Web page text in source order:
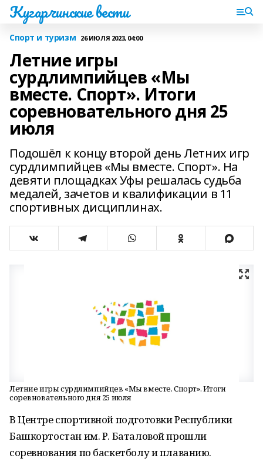
Кугарчинские вести
Спорт и туризм 26 ИЮЛЯ 2023, 04:00
Летние игры
сурдлимпийцев «Мы
вместе. Спорт». Итоги
соревновательного дня 25
июля
Подошёл к концу второй день Летних игр
сурдлимпийцев «Мы вместе. Спорт». На
девяти площадках Уфы решалась судьба
медалей, зачетов и квалификации в 11
спортивных дисциплинах.
Летние игры сурдлимпийцев «Мы вместе. Спорт». Итоги
соревновательного дня 25 июля
В Центре спортивной подготовки Республики
Башкортостан им. Р. Баталовой прошли
соревнования по баскетболу и плаванию.